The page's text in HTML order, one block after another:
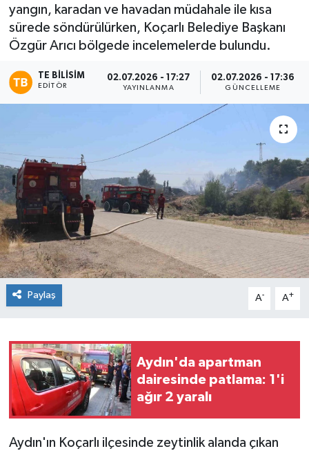
yangın, karadan ve havadan müdahale ile kısa
sürede söndürülürken, Koçarlı Belediye Başkanı
Özgür Arıcı bölgede incelemelerde bulundu.
TE BILISIM
EDITÖR
02.07.2026 - 17:27
YAYINLANMA
02.07.2026 - 17:36
GÜNCELLEME
Paylaş A- A+
Aydın'da apartman
dairesinde patlama: 1'i
ağır 2 yaralı
Aydın'ın Koçarlı ilçesinde zeytinlik alanda çıkan